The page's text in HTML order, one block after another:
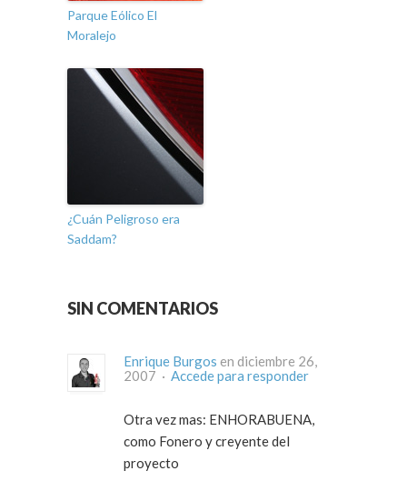
Parque Eólico El
Moralejo
¿Cuán Peligroso era
Saddam?
SIN COMENTARIOS
Enrique Burgos en diciembre 26,
2007 · Accede para responder
Otra vez mas: ENHORABUENA,
como Fonero y creyente del
proyecto